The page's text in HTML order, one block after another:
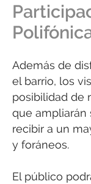
Además de
el barrio, los
posibilidad de
que ampliarán
recibir a un
y foráneos.
El público